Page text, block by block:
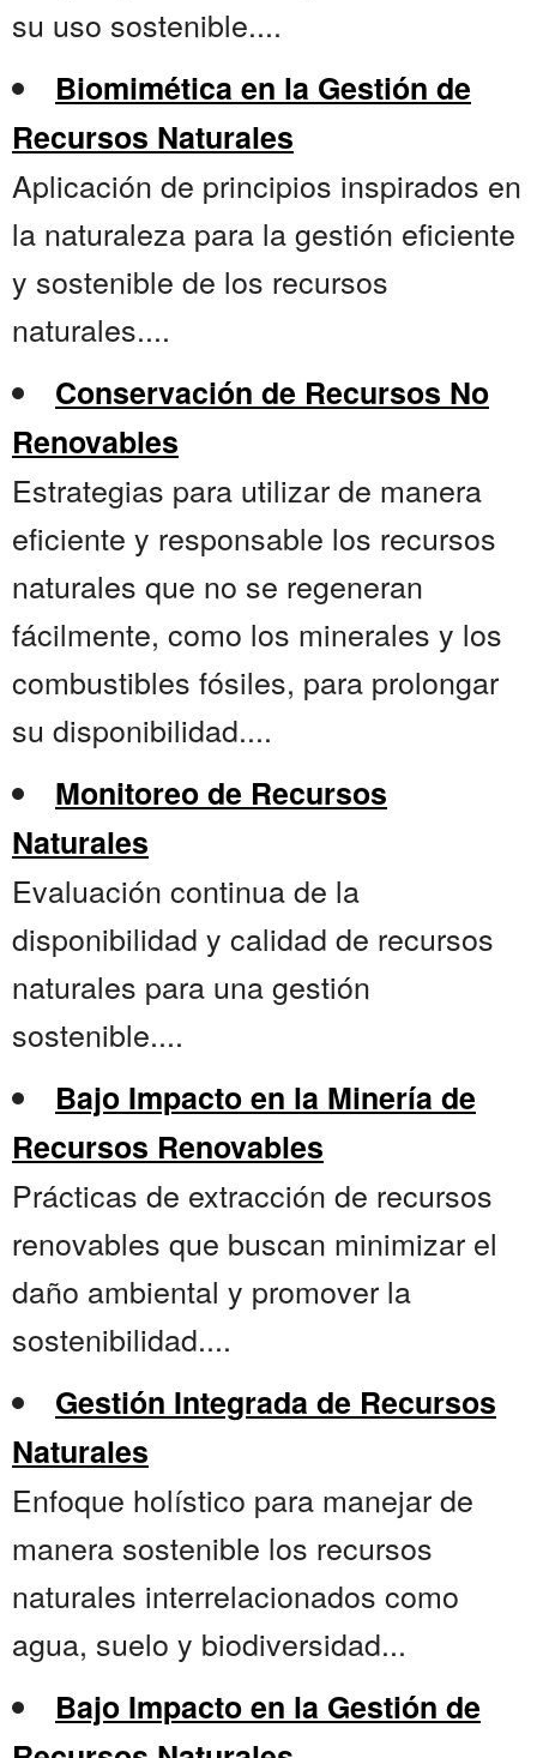
su uso sostenible....
Biomimética en la Gestión de
Recursos Naturales
Aplicación de principios inspirados en
la naturaleza para la gestión eficiente
y sostenible de los recursos
naturales....
Conservación de Recursos No
Renovables
Estrategias para utilizar de manera
eficiente y responsable los recursos
naturales que no se regeneran
fácilmente, como los minerales y los
combustibles fósiles, para prolongar
su disponibilidad....
Monitoreo de Recursos
Naturales
Evaluación continua de la
disponibilidad y calidad de recursos
naturales para una gestión
sostenible....
Bajo Impacto en la Minería de
Recursos Renovables
Prácticas de extracción de recursos
renovables que buscan minimizar el
daño ambiental y promover la
sostenibilidad....
Gestión Integrada de Recursos
Naturales
Enfoque holístico para manejar de
manera sostenible los recursos
naturales interrelacionados como
agua, suelo y biodiversidad...
Bajo Impacto en la Gestión de